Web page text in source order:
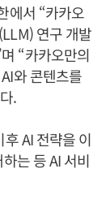
에서 “카카오
연구 개발
“카카오만의
와 콘텐츠를
.
AI 전략을 이
는 등 AI 서비